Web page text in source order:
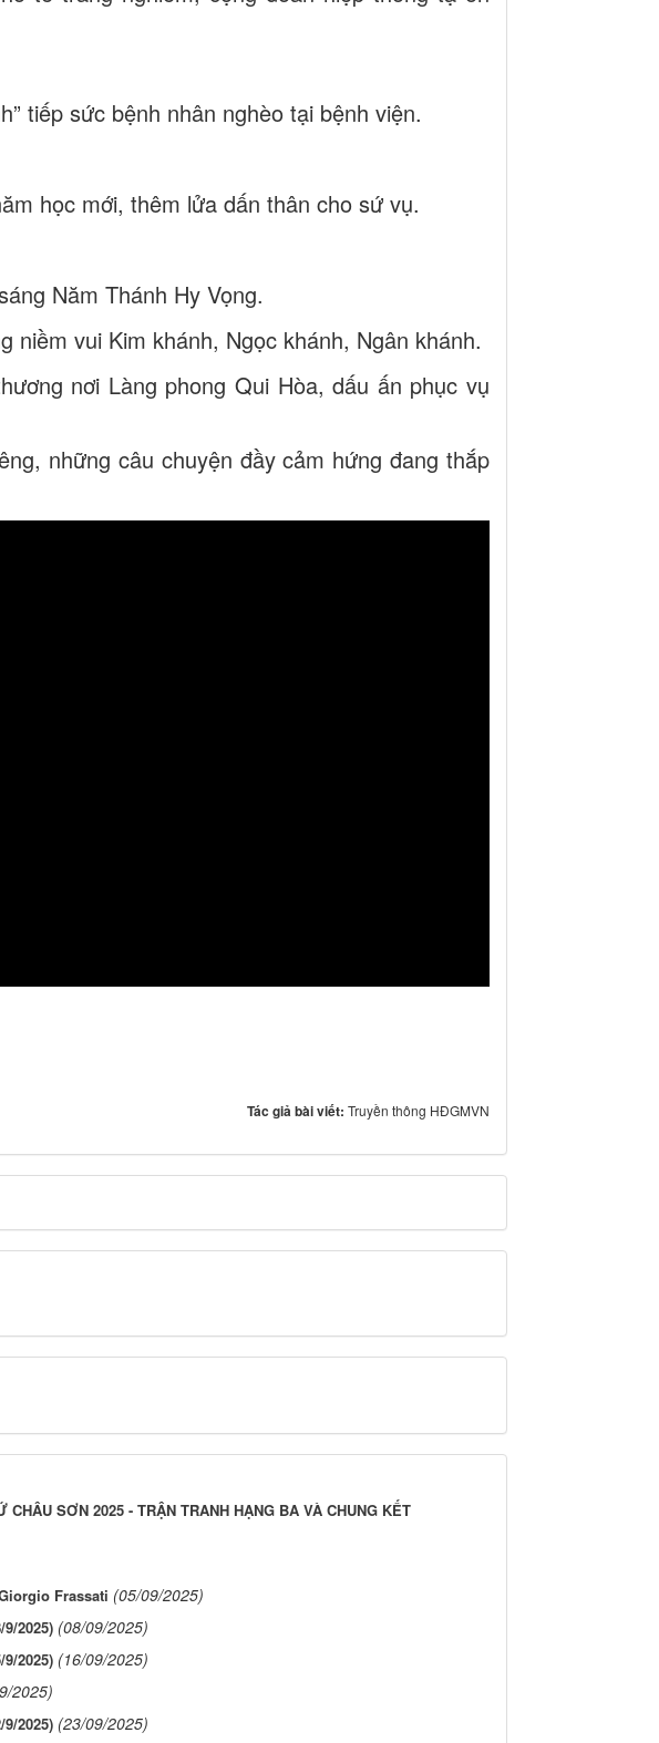
tiếp sức bệnh nhân nghèo tại bệnh viện.
học mới, thêm lửa dấn thân cho sứ vụ.
Năm Thánh Hy Vọng.
niềm vui Kim khánh, Ngọc khánh, Ngân khánh.
nơi Làng phong Qui Hòa, dấu ấn phục vụ
những câu chuyện đầy cảm hứng đang thắp
Tác giả bài viết: Truyền thông HĐGMVN
SƠN 2025 - TRẬN TRANH HẠNG BA VÀ CHUNG KẾT
Frassati (05/09/2025)
2025) (08/09/2025)
2025) (16/09/2025)
2025)
2025) (23/09/2025)